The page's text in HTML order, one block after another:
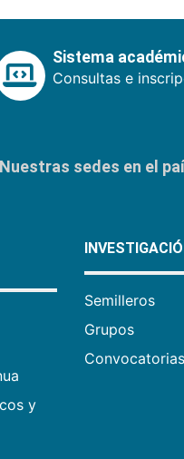
Sistema
Consultas e
Nuestras sedes en el
y
Semilleros
Grupos
Convocatorias